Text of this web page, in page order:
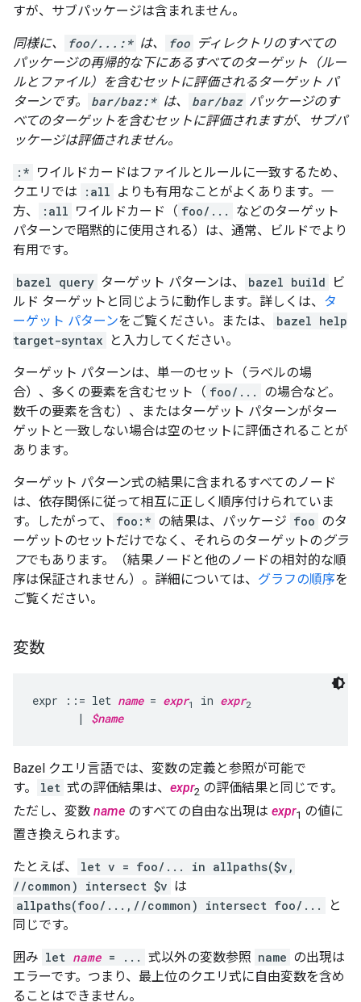
すが、サブパッケージは含まれません。
同様に、 foo/...:* は、 foo ディレクトリのすべての
パッケージの再帰的な下にあるすべてのターゲット （ルー
ルとファイル）を含むセットに評価されるターゲット パ
ターンです。
bar/baz:* は、 bar/baz パッケージのす
べてのターゲットを含むセットに評価されますが、サブパ
ッケージは評価されません。
:* ワイルドカードはファイルとルールに一致するため、
クエリでは
:all よりも有用なことがよくあります。一
方、
:all ワイルドカード（ foo/...
などのターゲット
パターンで暗黙的に使用される）は、通常、ビルドでより
有用です。
bazel query ターゲット パターンは、 bazel build
ビ
ルド ターゲットと同じように動作します。詳しくは、 タ
ーゲット パターンをご覧ください。または、
bazel help
target-syntax
と入力してください。
ターゲット パターンは、単一のセット（ラベルの場
合）、多くの要素を含むセット（ foo/...
の場合など。
数千の要素を含む）、またはターゲット パターンがター
ゲットと一致しない場合は空のセットに評価されることが
あります。
ターゲット パターン式の結果に含まれるすべてのノード
は、依存関係に従って相互に正しく順序付けられていま
す。したがって、
foo:* の結果は、パッケージ foo のタ
ーゲットのセットだけでなく、それらのターゲットのグラ
フでもあります。（結果ノードと他のノードの相対的な順
序は保証されません）。詳細については、 グラフの順序を
ご覧ください。
変数
expr ::= let name = expr1 in expr2
       |
$name
Bazel クエリ言語では、変数の定義と参照が可能で
す。
let 式の評価結果は、 expr2 の評価結果と同じです。
ただし、変数 name のすべての自由な出現は expr1 の値に
置き換えられます。
たとえば、
let v = foo/... in allpaths($v,
//common) intersect $v は
allpaths(foo/...,//common) intersect foo/...
と
同じです。
囲み let name = ... 式以外の変数参照 name の出現は
エラーです。つまり、最上位のクエリ式に自由変数を含め
ることはできません。